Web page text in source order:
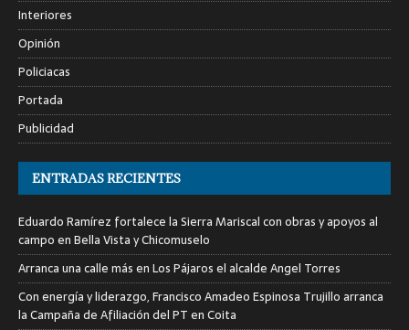
Interiores
Opinión
Policiacas
Portada
Publicidad
ENTRADAS RECIENTES
Eduardo Ramírez fortalece la Sierra Mariscal con obras y apoyos al
campo en Bella Vista y Chicomuselo
Arranca una calle más en Los Pájaros el alcalde Angel Torres
Con energía y liderazgo, Francisco Amadeo Espinosa Trujillo arranca
la Campaña de Afiliación del PT en Coita